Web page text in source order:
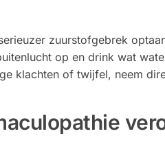
zuurstofgebrek
op en drink wat
klachten of twijfel, neem